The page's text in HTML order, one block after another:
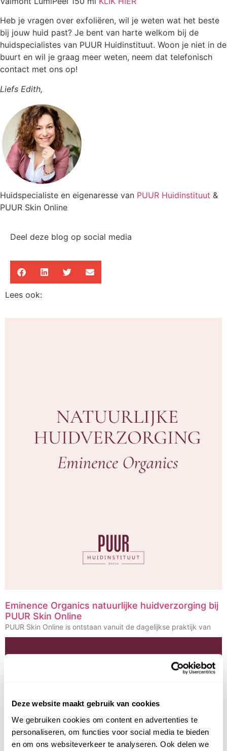
Deze website maakt gebruik van cookies
We gebruiken cookies om content en advertenties te
personaliseren, om functies voor social media te bieden
en om ons websiteverkeer te analyseren. Ook delen we
Heb je vragen over exfoliëren, wil je weten wat het beste
bij jouw huid past? Je bent van harte welkom bij de
huidspecialistes van PUUR Huidinstituut. Woon je niet in de
buurt en wil je graag meer weten, neem dat telefonisch
contact met ons op!
Liefs Edith,
Huidspecialiste en eigenaresse van PUUR Huidinstituut &
PUUR Skin Online
Deel deze blog op social media
Lees ook:
Eminence Organics natuurlijke huidverzorging bij
PUUR Skin Online
PUUR Skin Online is ontstaan vanuit de dagelijkse praktijk van